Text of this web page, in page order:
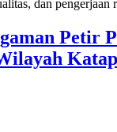
dan
Petir